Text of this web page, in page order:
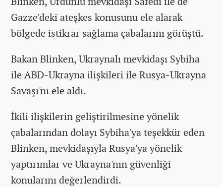
Gazze'deki ateşkes konusunu ele alarak
bölgede istikrar sağlama çabalarını görüştü.
Bakan Blinken, Ukraynalı mevkidaşı Sybiha
ile ABD-Ukrayna ilişkileri ile Rusya-Ukrayna
Savaşı'nı ele aldı.
İkili ilişkilerin geliştirilmesine yönelik
çabalarından dolayı Sybiha'ya teşekkür eden
Blinken, mevkidaşıyla Rusya'ya yönelik
yaptırımlar ve Ukrayna'nın güvenliği
konularını değerlendirdi.